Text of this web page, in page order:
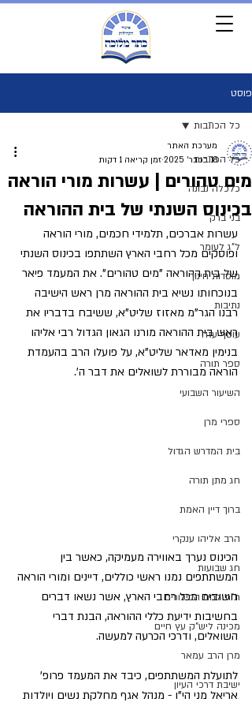
פוסט
כל הכתבות
כלכלה נבונה
בני ברק
ל"ג לעומר
מוסדות חינוך
נתיבות
עוטף עזה
ספר תורה
השיעור השבועי
ספרי מרן
בית המדרש הגדול
חג מתן תורה
ברוך דיין האמת
הרב אליהו ענקרי
חג שבועות
ת"ת לחם הביכורים
מכינה ליש"ק עץ חיים
מרן הרב עמאר
ישיבת דרכי העיון
כל הכתבות
מים טהורים | עשרות מורי הוראה
בכינוס השנתי של בית ההוראה
מערכת האתר
18 בפבר׳ 2025
זמן קריאה 1 דקות
עשרות אברכים, תלמידי חכמים, מורי הוראה
ופוסקים מכל רחבי הארץ השתתפו בכינוס השנתי
של בית ההוראה "מים טהורים". את המעמד פיאר
בנוכחותו נשיא בית ההוראה מרן ראש הישיבה
רבנו הגר"מ מאזוז שליט"א, ששיבח בדבריו את
ראש בית ההוראה מורנו הגאון הגדול רבי אליהו
בנימין מאדאר שליט"א, על פועלו הרב בהעמדת
הוראה מבוררת לשואלים את דבר ה'.
הכינוס נערך באווירה מעמיקה, כאשר בין
המשתתפים נמנו ראשי כוללים, דיינים ומורי הוראה
חשובים מכל רחבי הארץ, אשר נשאו דברים
בחשיבות ידיעת כללי ההוראה, הבנת דברי
השואלים, ודרכי הכרעה למעשה.
לתועלת המשתתפים, כיבד את המעמד פרופ'
אריאל מני הי"ו - מנהל אגף מחלקת נשים ויולדות